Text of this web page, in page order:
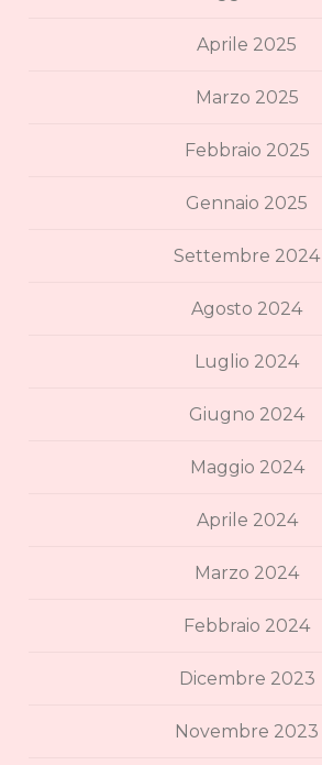
Aprile 2025
Marzo 2025
Febbraio 2025
Gennaio 2025
Settembre 2024
Agosto 2024
Luglio 2024
Giugno 2024
Maggio 2024
Aprile 2024
Marzo 2024
Febbraio 2024
Dicembre 2023
Novembre 2023